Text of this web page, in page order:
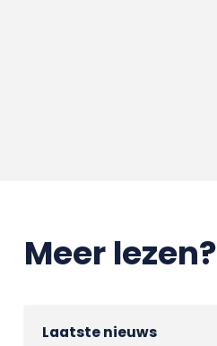
Meer lezen?
Laatste nieuws